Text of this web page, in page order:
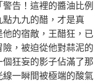
警告！這裡的醬油比例
九九的醋，才是真
的宿敵，王醋狂，已
，被迫從他對蒜泥的
狂妄的影子佔滿了那
一瞬間被極端的酸氣